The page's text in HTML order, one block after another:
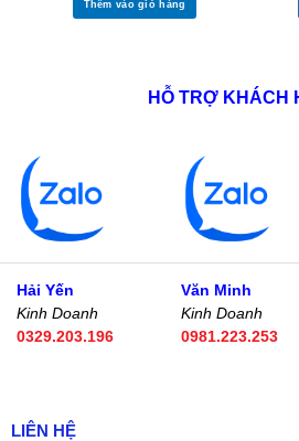
Thêm vào giỏ hàng
HỖ TRỢ KHÁCH
Hải Yến
Kinh Doanh
0329.203.196
Văn Minh
Kinh Doanh
0981.223.253
LIÊN HỆ